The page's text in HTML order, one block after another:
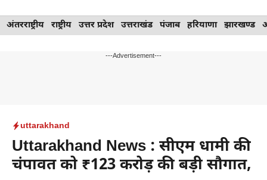
Skip
to
अंतरराष्ट्रीय राष्ट्रीय उत्तर प्रदेश उत्तराखंड पंजाब हरियाणा झारखण्ड
---Advertisement---
uttarakhand
Uttarakhand News : सीएम धामी की
चंपावत को ₹123 करोड़ की बड़ी सौगात,